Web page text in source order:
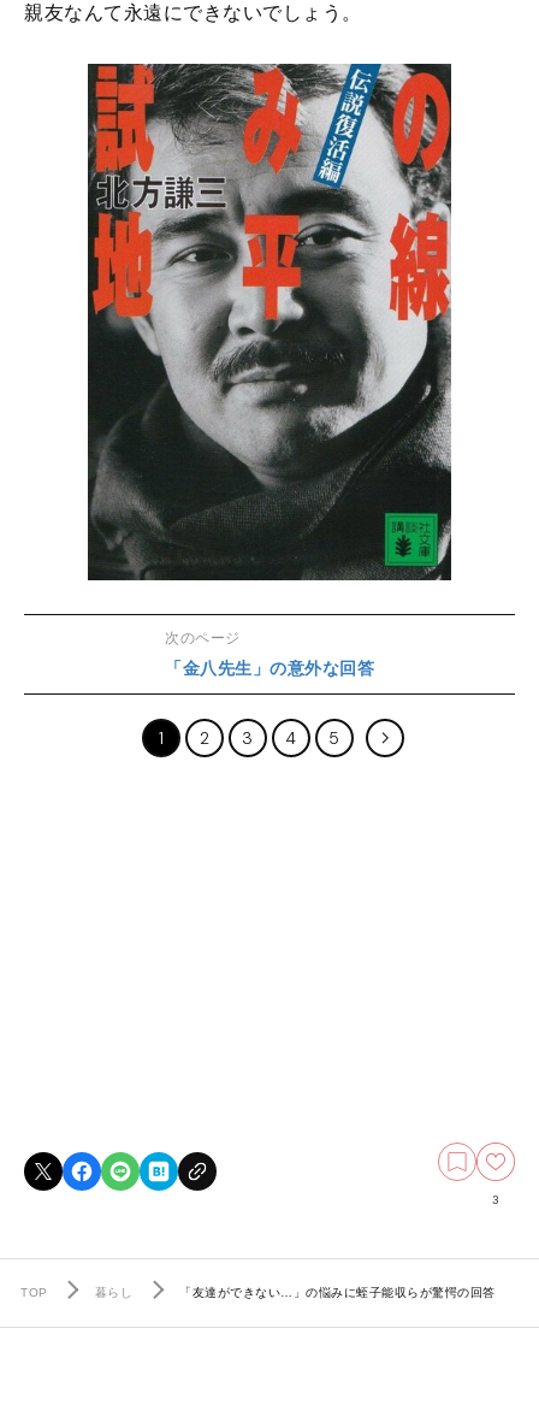
親友なんて永遠にできないでしょう。
次のページ
「金八先生」の意外な回答
1 2 3 4 5
3
TOP 暮らし 「友達ができない…」の悩みに蛭子能収らが驚愕の回答